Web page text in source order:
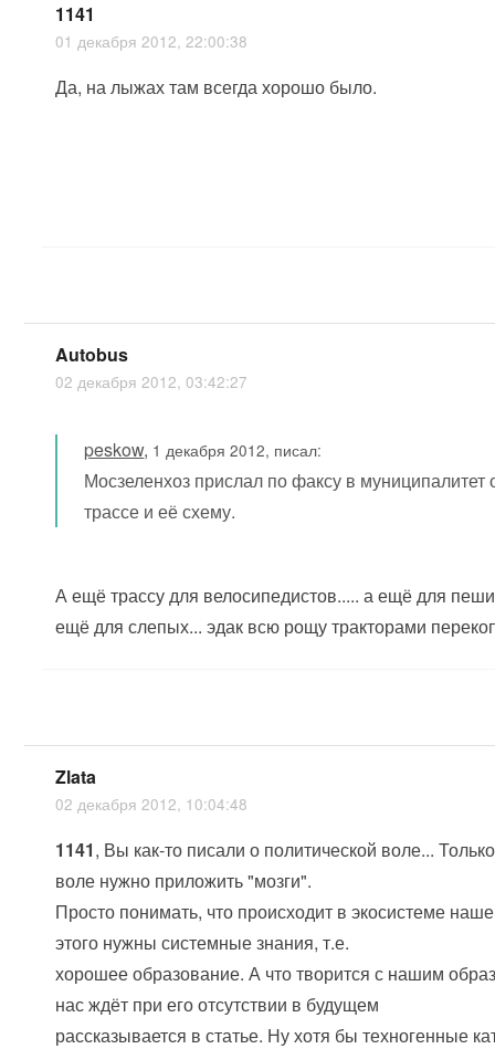
1141
01 декабря 2012, 22:00:38
Да, на лыжах там всегда хорошо было.
Autobus
02 декабря 2012, 03:42:27
peskow, 1 декабря 2012, писал:
Мосзеленхоз прислал по факсу в муниципалитет
трассе и её схему.
А ещё трассу для велосипедистов..... а ещё для
ещё для слепых... эдак всю рощу тракторами
Zlata
02 декабря 2012, 10:04:48
1141, Вы как-то писали о политической воле...
воле нужно приложить "мозги".
Просто понимать, что происходит в экосистеме
этого нужны системные знания, т.е.
хорошее образование. А что творится с нашим
нас ждёт при его отсутствии в будущем
рассказывается в статье. Ну хотя бы техногенные